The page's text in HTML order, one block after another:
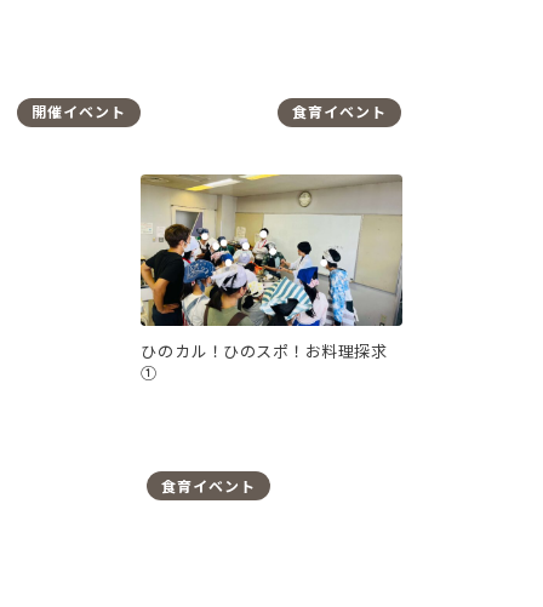
開催イベント 食育イベント
ひのカル！ひのスポ！お料理探求
①
食育イベント